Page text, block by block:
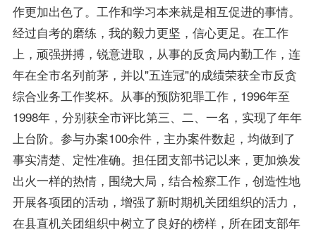
作更加出色了。工作和学习本来就是相互促进的事情。
经过自考的磨练，我的毅力更坚，信心更足。在工作
上，顽强拼搏，锐意进取，从事的反贪局内勤工作，连
年在全市名列前茅，并以"五连冠"的成绩荣获全市反贪
综合业务工作奖杯。从事的预防犯罪工作，1996年至
1998年，分别获全市评比第三、二、一名，实现了年年
上台阶。参与办案100余件，主办案件数起，均做到了
事实清楚、定性准确。担任团支部书记以来，更加焕发
出火一样的热情，围绕大局，结合检察工作，创造性地
开展各项团的活动，增强了新时期机关团组织的活力，
在县直机关团组织中树立了良好的榜样，所在团支部年